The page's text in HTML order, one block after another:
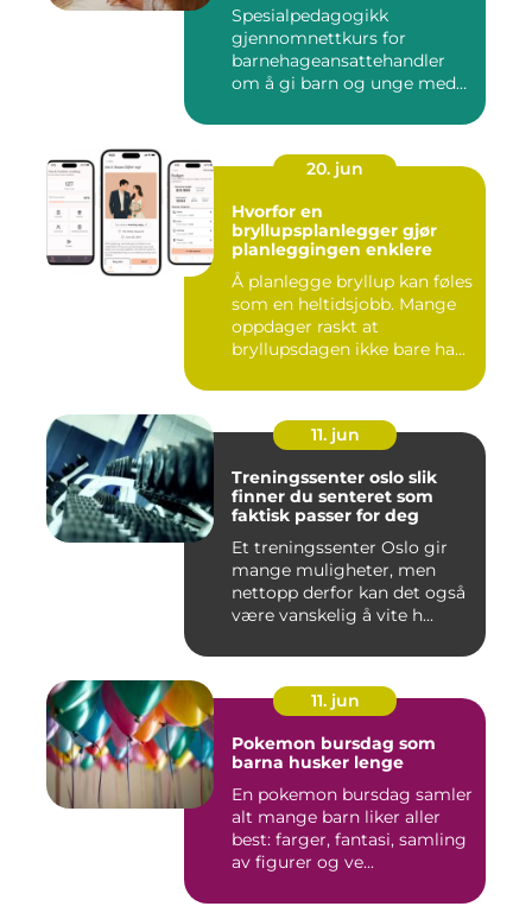
Spesialpedagogikk
gjennomnettkurs for
barnehageansattehandler
om å gi barn og unge med
20. jun
Hvorfor en
bryllupsplanlegger gjør
planleggingen enklere
Å planlegge bryllup kan føles
som en heltidsjobb. Mange
oppdager raskt at
bryllupsdagen ikke bare ha...
11. jun
Treningssenter oslo slik
finner du senteret som
faktisk passer for deg
Et treningssenter Oslo gir
mange muligheter, men
nettopp derfor kan det også
være vanskelig å vite h...
11. jun
Pokemon bursdag som
barna husker lenge
En pokemon bursdag samler
alt mange barn liker aller
best: farger, fantasi, samling
av figurer og ve...